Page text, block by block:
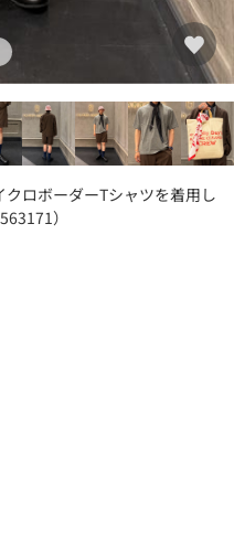
ロボーダーTシャツを着用し
）